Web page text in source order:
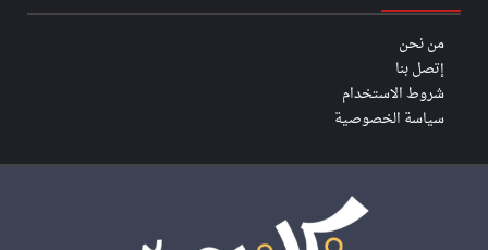
من نحن
إتصل بنا
شروط الاستخدام
سياسة الخصوصية